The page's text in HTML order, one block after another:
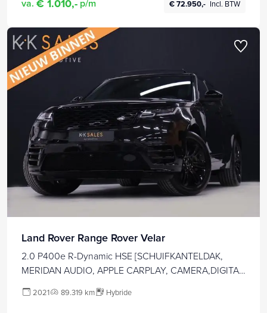
va. € 1.010,- p/m € 72.950,- Incl. BTW
Land Rover Range Rover Velar
2.0 P400e R-Dynamic HSE [SCHUIFKANTELDAK,
MERIDAN AUDIO, APPLE CARPLAY, CAMERA,DIGITAL
ACHTERKLEP,
2021 89.319 km Hybride